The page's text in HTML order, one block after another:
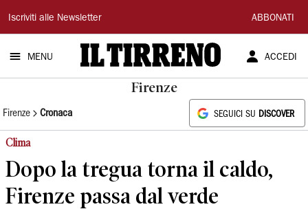
Il
Tirreno
Iscriviti alle Newsletter ABBONATI
MENU ACCEDI
Firenze
Firenze Cronaca SEGUICI SU DISCOVER
Clima
Dopo la tregua torna il caldo,
Firenze passa dal verde